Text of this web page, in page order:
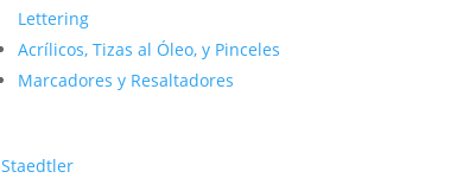
Lettering
Acrílicos, Tizas al Óleo, y Pinceles
Marcadores y Resaltadores
Staedtler